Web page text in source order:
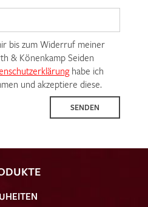
bis zum Widerruf meiner
& Könenkamp Seiden
habe ich
und akzeptiere diese.
SENDEN